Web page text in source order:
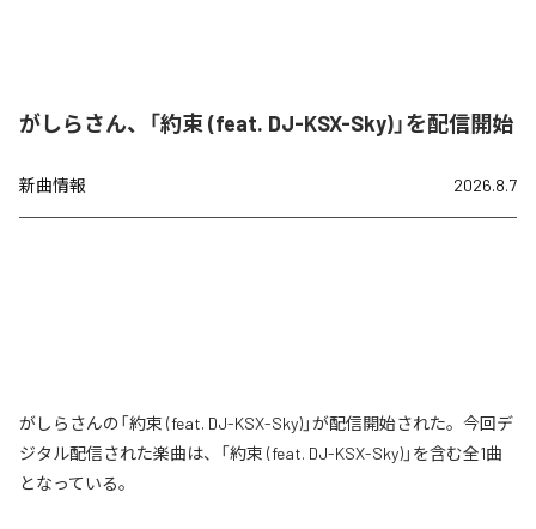
がしらさん、「約束 (feat. DJ-KSX-Sky)」を配信開始
新曲情報 2026.8.7
がしらさんの「約束 (feat. DJ-KSX-Sky)」が配信開始された。今回デ
ジタル配信された楽曲は、「約束 (feat. DJ-KSX-Sky)」を含む全1曲
となっている。